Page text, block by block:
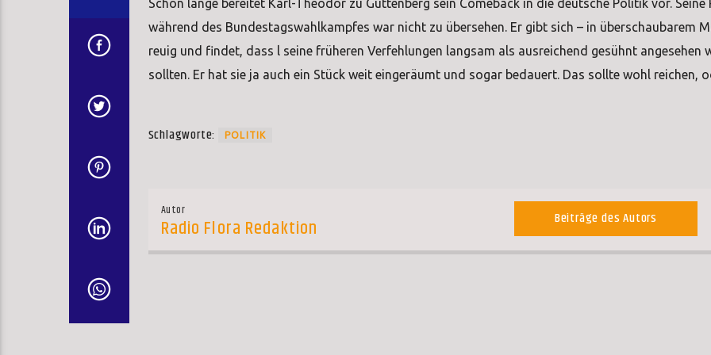
Schon lange bereitet Karl-Theodor zu Guttenberg sein Comeback in die deutsche Politik vor. Seine
während des Bundestagswahlkampfes war nicht zu übersehen. Er gibt sich – in überschaubarem
reuig und findet, dass l seine früheren Verfehlungen langsam als ausreichend gesühnt angesehen
sollten. Er hat sie ja auch ein Stück weit eingeräumt und sogar bedauert. Das sollte wohl reichen,
Schlagworte: POLITIK
Autor
Radio Flora Redaktion Beiträge des Autors